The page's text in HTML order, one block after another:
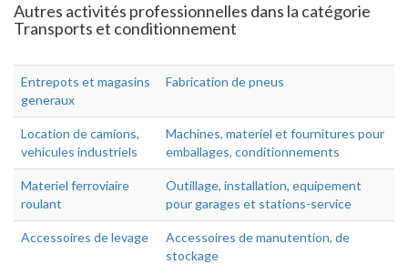
Autres activités professionnelles dans la catégorie
Transports et conditionnement
Entrepots et magasins
generaux
Fabrication de pneus
Location de camions,
vehicules industriels
Machines, materiel et fournitures pour
emballages, conditionnements
Materiel ferroviaire
roulant
Outillage, installation, equipement
pour garages et stations-service
Accessoires de levage
Accessoires de manutention, de
stockage